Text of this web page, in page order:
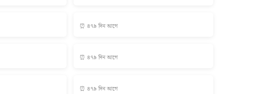
⏰ ৪৭৯ দিন আগে
⏰ ৪৭৯ দিন আগে
⏰ ৪৭৯ দিন আগে